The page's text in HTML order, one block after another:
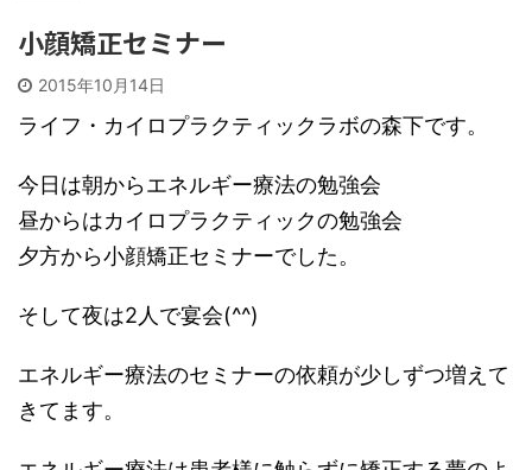
小顔矯正セミナー
2015年10月14日
ライフ・カイロプラクティックラボの森下です。
今日は朝からエネルギー療法の勉強会
昼からはカイロプラクティックの勉強会
夕方から小顔矯正セミナーでした。
そして夜は2人で宴会(^^)
エネルギー療法のセミナーの依頼が少しずつ増えて
きてます。